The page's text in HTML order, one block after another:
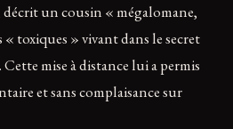
un cousin « mégalomane,
toxiques » vivant dans le secret
mise à distance lui a permis
et sans complaisance sur